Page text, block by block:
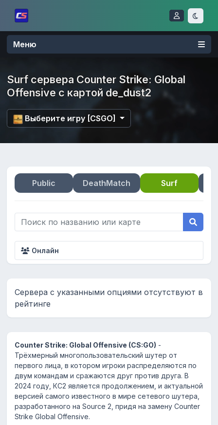
Меню
Surf сервера Counter Strike: Global
Offensive с картой de_dust2
Выберите игру [CSGO]
Public DeathMatch Surf
Онлайн
Сервера с указанными опциями отсутствуют в
рейтинге
Counter Strike: Global Offensive (CS:GO) -
Трёхмерный многопользовательский шутер от
первого лица, в котором игроки распределяются по
двум командам и сражаются друг против друга. В
2024 году, КС2 является продолжением, и актуальной
версией самого известного в мире сетевого шутера,
разработанного на Source 2, придя на замену Counter
Strike Global Offensive.